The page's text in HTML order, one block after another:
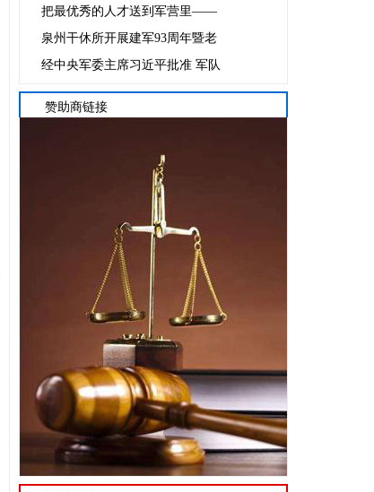
把最优秀的人才送到军营里——
泉州干休所开展建军93周年暨老
经中央军委主席习近平批准 军队
赞助商链接